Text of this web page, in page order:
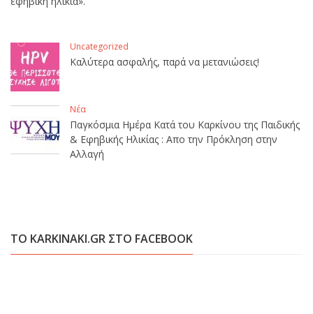
Uncategorized
Καλύτερα ασφαλής, παρά να μετανιώσεις!
Νέα
Παγκόσμια Ημέρα Κατά του Καρκίνου της Παιδικής
& Εφηβικής Ηλικίας : Απο την Πρόκληση στην
Αλλαγή
ΤΟ KARKINAKI.GR ΣΤΟ FACEBOOK